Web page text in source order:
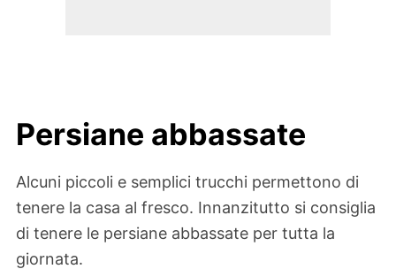
Persiane abbassate
Alcuni piccoli e semplici trucchi permettono di
tenere la casa al fresco. Innanzitutto si consiglia
di tenere le persiane abbassate per tutta la
giornata.